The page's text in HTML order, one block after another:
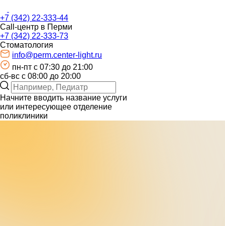
+7 (342) 22-333-44
Call-центр в Перми
+7 (342) 22-333-73
Стоматология
info@perm.center-light.ru
пн-пт c 07:30 до 21:00
сб-вс с 08:00 до 20:00
Начните вводить название услуги
или интересующее отделение
поликлиники